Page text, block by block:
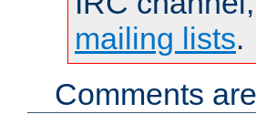
mailing lists.
Comments